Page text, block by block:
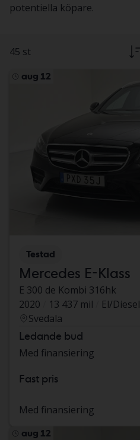
potentiella köpare.
45 st
aug 12
Testad
Mercedes E-Klass
E 300 de Kombi 316hk
2020
13 437 mil
El/Diesel
Svedala
Ledande bud
Med finansiering
Fast pris
Med finansiering
aug 12